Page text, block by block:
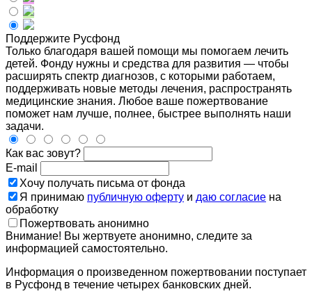
Поддержите Русфонд
Только благодаря вашей помощи мы помогаем лечить
детей. Фонду нужны и средства для развития — чтобы
расширять спектр диагнозов, с которыми работаем,
поддерживать новые методы лечения, распространять
медицинские знания. Любое ваше пожертвование
поможет нам лучше, полнее, быстрее выполнять наши
задачи.
Как вас зовут?
E-mail
Хочу получать письма от фонда
Я принимаю публичную оферту и даю согласие на
обработку
Пожертвовать анонимно
Внимание! Вы жертвуете анонимно, следите за
информацией самостоятельно.
Информация о произведенном пожертвовании поступает
в Русфонд в течение четырех банковских дней.